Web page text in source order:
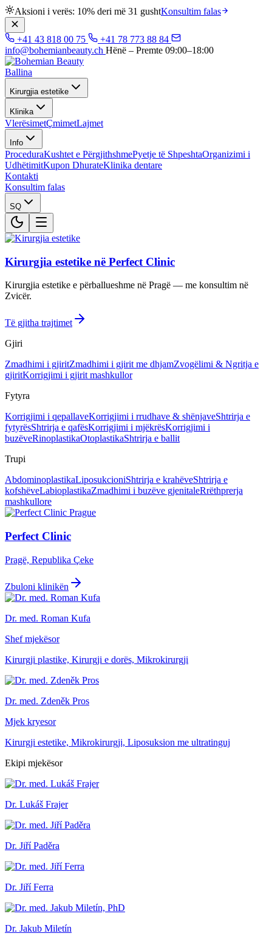
Aksioni i verës: 10% deri më 31 gushtKonsultim falas
+41 43 818 00 75
+41 78 773 88 84
info@bohemianbeauty.ch Hënë – Premte 09:00–18:00
Ballina
Kirurgjia estetike
Klinika
VlerësimetÇmimetLajmet
Info
ProceduraKushtet e PërgjithshmePyetje të ShpeshtaOrganizimi i
UdhëtimitKupon DhurateKlinika dentare
Kontakti
Konsultim falas
SQ
Kirurgjia estetike në Perfect Clinic
Kirurgjia estetike e përballueshme në Pragë — me konsultim në
Zvicër.
Të gjitha trajtimet
Gjiri
Zmadhimi i gjiritZmadhimi i gjirit me dhjamZvogëlimi & Ngritja e
gjiritKorrigjimi i gjirit mashkullor
Fytyra
Korrigjimi i qepallaveKorrigjimi i rrudhave & shënjaveShtrirja e
fytyrësShtrirja e qafësKorrigjimi i mjëkrësKorrigjimi i
buzëveRinoplastikaOtoplastikaShtrirja e ballit
Trupi
AbdominoplastikaLiposukcioniShtrirja e krahëveShtrirja e
kofshëveLabioplastikaZmadhimi i buzëve gjenitaleRrëthprerja
mashkullore
Perfect Clinic
Pragë, Republika Çeke
Zbuloni klinikën
Dr. med. Roman Kufa
Shef mjekësor
Kirurgji plastike, Kirurgji e dorës, Mikrokirurgji
Dr. med. Zdeněk Pros
Mjek kryesor
Kirurgji estetike, Mikrokirurgji, Liposuksion me ultratinguj
Ekipi mjekësor
Dr. Lukáš Frajer
Dr. Jiří Paděra
Dr. Jiří Ferra
Dr. Jakub Miletín